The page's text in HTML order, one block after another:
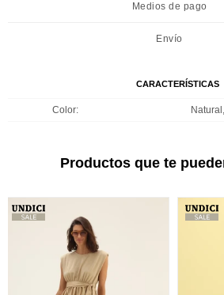
Medios de pago
Envío
CARACTERÍSTICAS
Color
Productos que te